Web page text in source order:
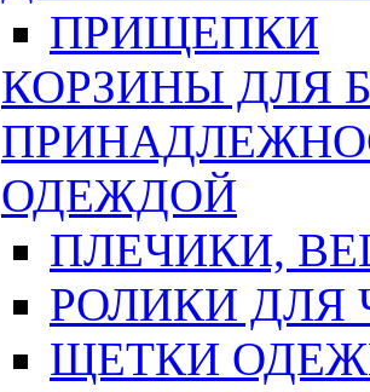
ПРИЩЕПКИ
КОРЗИНЫ ДЛЯ
ОДЕЖДОЙ
ПЛЕЧИКИ,
РОЛИКИ ДЛЯ
ЩЕТКИ